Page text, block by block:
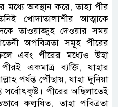
অবস্থান করে, তাহা পীর
খোদাতালাশীর আত্মাকে
তাওয়াজ্জুহ দেওয়ার সময়
অপবিত্রতা সমূহ পীরের
এবং পীরের মধ্যেও উহা
একমাত্র ব্যক্তি, যাহার
পর্যন্ত পৌঁছায়, যাহা দুনিয়া
পীরের অছিলাতেই
কলুষিত, তাহা পবিত্রতা